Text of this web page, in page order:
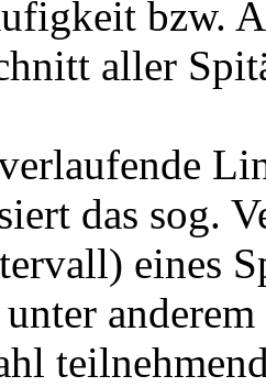
bzw.
aller
das sog.
eines